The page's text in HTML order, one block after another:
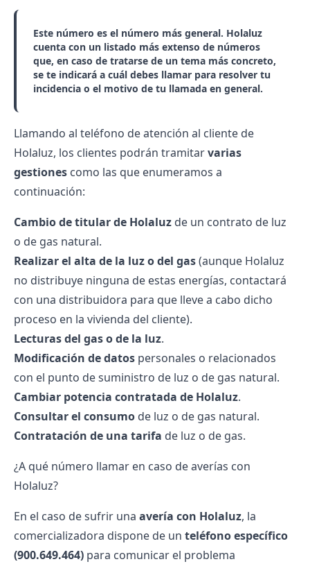
Este número es el número más general. Holaluz
cuenta con un listado más extenso de números
que, en caso de tratarse de un tema más concreto,
se te indicará a cuál debes llamar para resolver tu
incidencia o el motivo de tu llamada en general.
Llamando al teléfono de atención al cliente de
Holaluz, los clientes podrán tramitarvarias
gestiones como las que enumeramos a
continuación:
Cambio de titular de Holaluz de un contrato de luz
o de gas natural.
Realizar el alta de la luz o del gas(aunque Holaluz
no distribuye ninguna de estas energías, contactará
con una distribuidora para que lleve a cabo dicho
proceso en la vivienda del cliente).
Lecturas del gas o de la luz.
Modificación de datos personales o relacionados
con el punto de suministro de luz o de gas natural.
Cambiar potencia contratada de Holaluz.
Consultar el consumo de luz o de gas natural.
Contratación de una tarifa de luz o de gas.
¿A qué número llamar en caso de averías con
Holaluz?
En el caso de sufrir una avería con Holaluz, la
comercializadora dispone de un teléfono específico
(900.649.464) para comunicar el problema